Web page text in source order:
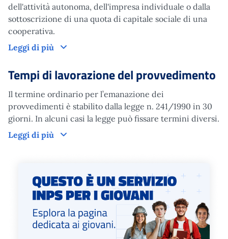
dell'attività autonoma, dell'impresa individuale o dalla
sottoscrizione di una quota di capitale sociale di una
cooperativa.
Leggi di più
Domanda
Tempi di lavorazione del provvedimento
Il termine ordinario per l’emanazione dei
provvedimenti è stabilito dalla legge n. 241/1990 in 30
giorni. In alcuni casi la legge può fissare termini diversi.
Leggi di più
Tempi di lavorazione del provvedimento